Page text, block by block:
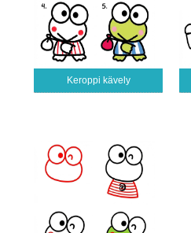
Keroppi kävely